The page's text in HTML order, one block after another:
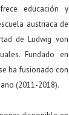
educación y
austriaca de
de Ludwig von
Fundado en
ha fusionado con
(2011-2018).